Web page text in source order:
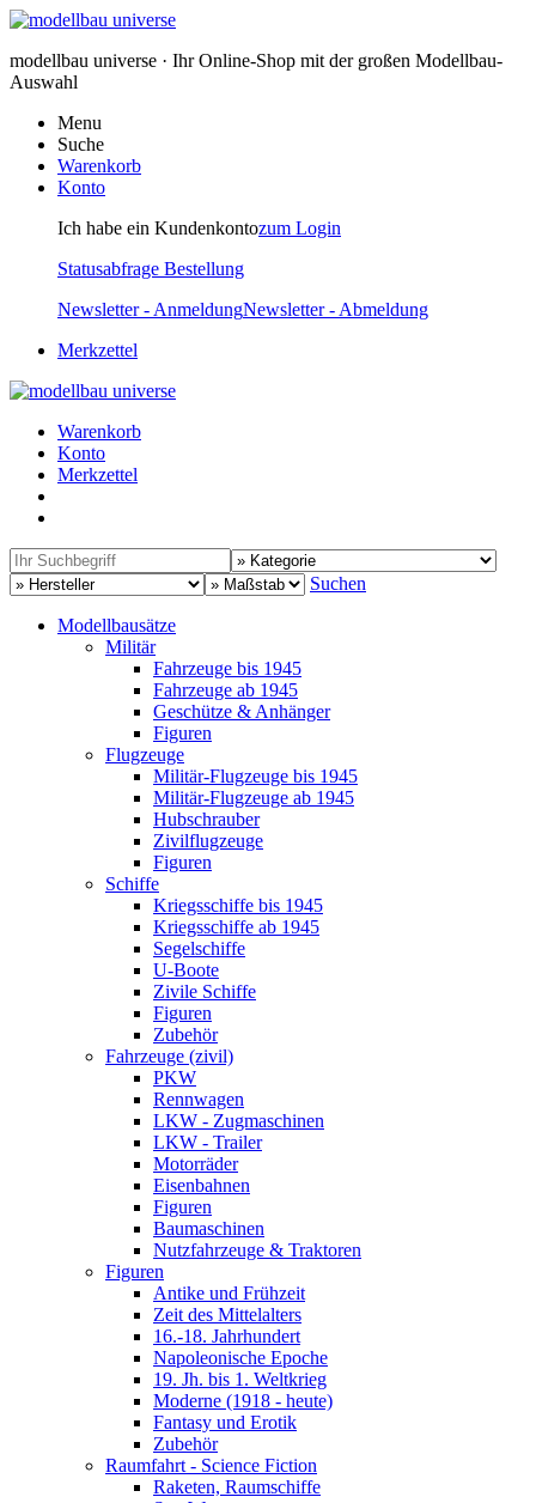
modellbau universe · Ihr Online-Shop mit der großen Modellbau-
Auswahl
Menu
Suche
Warenkorb
Konto
Ich habe ein Kundenkontozum Login
Statusabfrage Bestellung
Newsletter - AnmeldungNewsletter - Abmeldung
Merkzettel
Warenkorb
Konto
Merkzettel
Suchen
Modellbausätze
Militär
Fahrzeuge bis 1945
Fahrzeuge ab 1945
Geschütze & Anhänger
Figuren
Flugzeuge
Militär-Flugzeuge bis 1945
Militär-Flugzeuge ab 1945
Hubschrauber
Zivilflugzeuge
Figuren
Schiffe
Kriegsschiffe bis 1945
Kriegsschiffe ab 1945
Segelschiffe
U-Boote
Zivile Schiffe
Figuren
Zubehör
Fahrzeuge (zivil)
PKW
Rennwagen
LKW - Zugmaschinen
LKW - Trailer
Motorräder
Eisenbahnen
Figuren
Baumaschinen
Nutzfahrzeuge & Traktoren
Figuren
Antike und Frühzeit
Zeit des Mittelalters
16.-18. Jahrhundert
Napoleonische Epoche
19. Jh. bis 1. Weltkrieg
Moderne (1918 - heute)
Fantasy und Erotik
Zubehör
Raumfahrt - Science Fiction
Raketen, Raumschiffe